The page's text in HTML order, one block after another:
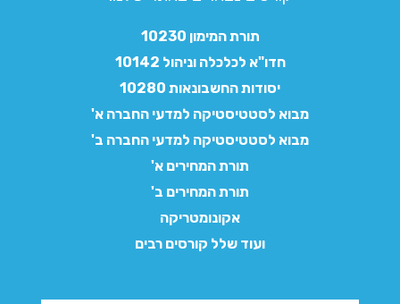
תורת המימון 10230
חדו"א לכלכלה וניהול 10142
יסודות החשבונאות 10280
מבוא לסטטיסטיקה למדעי החברה א'
מבוא לסטטיסטיקה למדעי החברה ב'
תורת המחירים א'
תורת המחירים ב'
אקונומטריקה
ועוד שלל קורסים רבים